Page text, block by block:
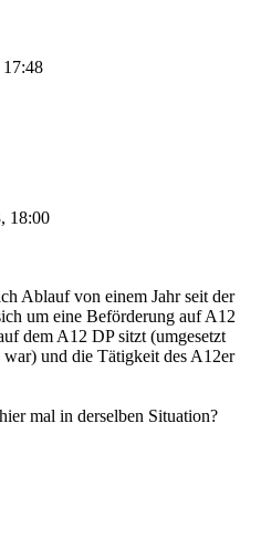
18:00
Ablauf von einem Jahr seit der
um eine Beförderung auf A12
dem A12 DP sitzt (umgesetzt
und die Tätigkeit des A12er
mal in derselben Situation?